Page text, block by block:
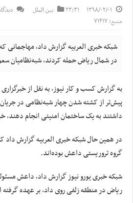
۱۳۹۸/۰۲/۰۱ ۲۳:۳۱ بین الملل
منبع: ۷۱۴۱۷
شبکه خبری العربیه گزارش داد، مهاجمانی
در شمال‌ ریاض حمله کردند، شبه‌نظامیان
به گزارش کسب و کار نیوز، به نقل از
پیش‌تر از کشته شدن چهار شبه‌نظامی در
داشتند به یک ساختمان امنیتی انجام دهند،
در همین حال شبکه خبریالعربیهگزارش داد
گروه تروریستی داعش بوده‌اند.
شبکه خبری یورونیوزگزارش داد، داعش
ریاض در منطقه زلفی روی داد، بر عهده